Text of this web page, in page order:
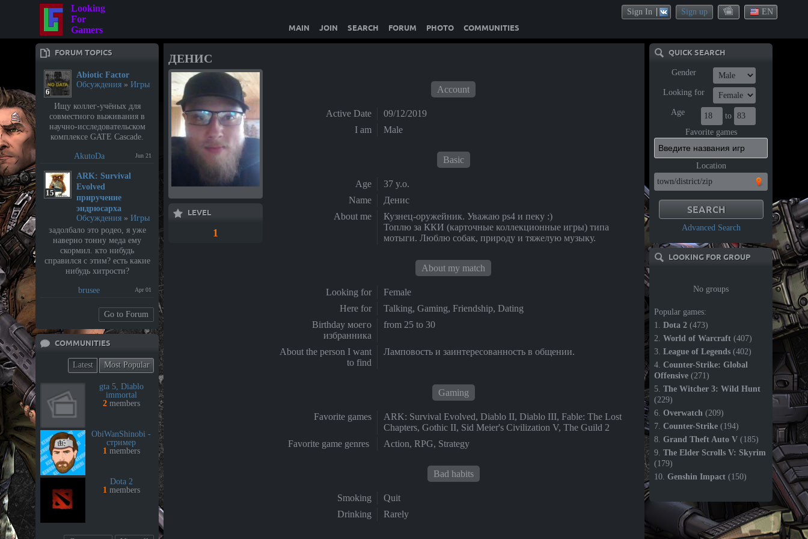
Looking
For
Gamers
Sign In Sign up EN
MAIN JOIN SEARCH FORUM PHOTO COMMUNITIES
FORUM TOPICS
6
Abiotic Factor
Обсуждения » Игры
Ищу коллег-учёных для
совместного выживания в
научно-исследовательском
комплексе GATE Cascade.
AkutoDa Jun 21
15
⁣ARK: Survival
Evolved
приручение
эндрюсарха
Обсуждения » Игры
задолбало это родео, я уже
наверно тонну меда ему
скормил. кто нибудь
справился с этим? есть какие
нибудь хитрости?
brusee Apr 01
Go to Forum
COMMUNITIES
Latest Most Popular
gta 5, Diablo
immortal
2members
ObiWanShinobi -
стример
1members
Dota 2
1members
ДЕНИС
LEVEL
1
Account
Active Date
09/12/2019
I am
Male
Basic
Age
37 y.o.
Name
Денис
About me
Кузнец-оружейник. Уважаю ps4 и пеку :)
Топлю за ККИ (карточные коллекционные игры) типа
мотыги. Люблю собак, природу и тяжелую музыку.
About my match
Looking for
Female
Here for
Talking, Gaming, Friendship, Dating
Birthday моего
избранника
from 25 to 30
About the person I want
to find
Ламповость и заинтересованность в общении.
Gaming
Favorite games
ARK: Survival Evolved, Diablo II, Diablo III, Fable: The Lost
Chapters, Gothic II, Sid Meier's Civilization V, The Guild 2
Favorite game genres
Action, RPG, Strategy
Bad habits
Smoking
Quit
Drinking
Rarely
QUICK SEARCH
Gender
Looking for
Age
to
Favorite games
Location
Advanced Search
LOOKING FOR GROUP
No groups
Popular games:
1. Dota 2 (473)
2. World of Warcraft (407)
3. League of Legends (402)
4. Counter-Strike: Global
Offensive (271)
5. The Witcher 3: Wild Hunt
(229)
6. Overwatch (209)
7. Counter-Strike (194)
8. Grand Theft Auto V (185)
9. The Elder Scrolls V: Skyrim
(179)
10. Genshin Impact (150)